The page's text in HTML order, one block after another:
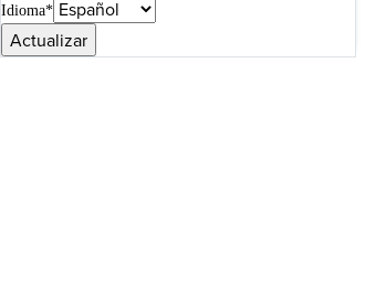
Idioma*
Actualizar